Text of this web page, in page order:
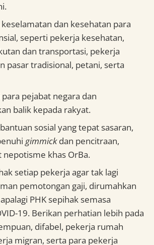
dan kesehatan para
seperti pekerja kesehatan,
dan transportasi, pekerja
pasar tradisional, petani, serta
para pejabat negara dan
balik kepada rakyat.
sosial yang tepat sasaran,
gimmickdan pencitraan,
nepotisme khas OrBa.
setiap pekerja agar tak lagi
pemotongan gaji, dirumahkan
PHK sepihak semasa
19. Berikan perhatian lebih pada
difabel, pekerja rumah
migran, serta para pekerja